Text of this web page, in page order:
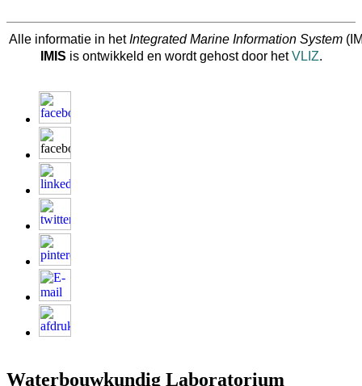
Alle informatie in hetIntegrated Marine Information System
IMIS is ontwikkeld en wordt gehost door hetVLIZ.
Waterbouwkundig Laboratorium